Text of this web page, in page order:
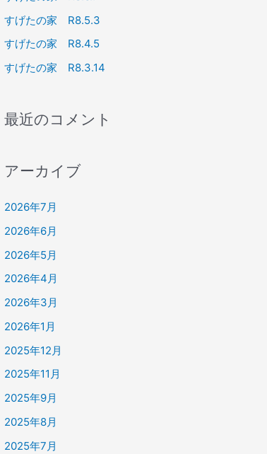
すげたの家 R8.5.3
すげたの家 R8.4.5
すげたの家 R8.3.14
最近のコメント
アーカイブ
2026年7月
2026年6月
2026年5月
2026年4月
2026年3月
2026年1月
2025年12月
2025年11月
2025年9月
2025年8月
2025年7月